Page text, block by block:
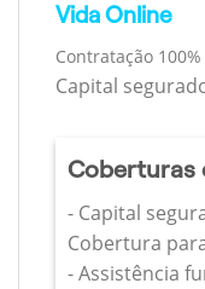
Vida Online
Contratação
Capital
Coberturas
- Capital
Cobertura
- Assistência